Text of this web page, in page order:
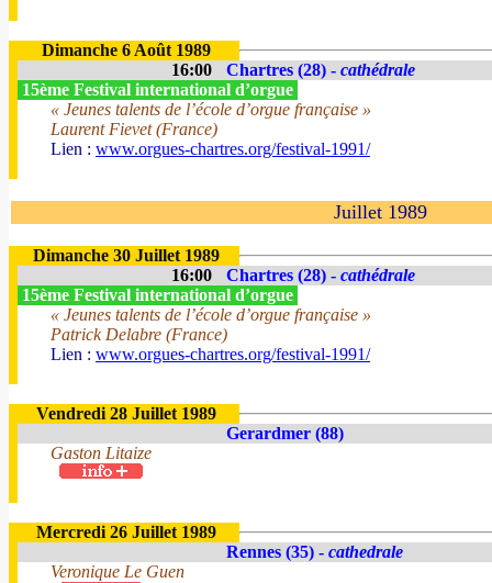
Dimanche 6 Août 1989
16:00
Chartres (28) - cathédrale
15ème Festival international d’orgue
« Jeunes talents de l’école d’orgue française »
Laurent Fievet (France)
Lien : www.orgues-chartres.org/festival-1991/
Juillet 1989
Dimanche 30 Juillet 1989
16:00
Chartres (28) - cathédrale
15ème Festival international d’orgue
« Jeunes talents de l’école d’orgue française »
Patrick Delabre (France)
Lien : www.orgues-chartres.org/festival-1991/
Vendredi 28 Juillet 1989
Gerardmer (88)
Gaston Litaize
Mercredi 26 Juillet 1989
Rennes (35) - cathedrale
Veronique Le Guen